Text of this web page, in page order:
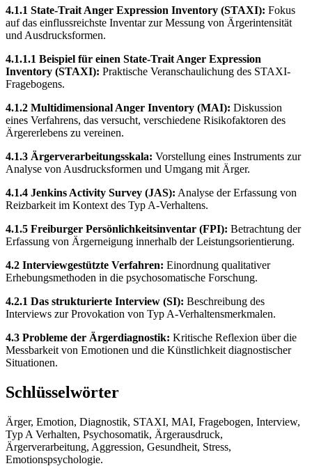
4.1.1 State-Trait Anger Expression Inventory (STAXI): Fokus
auf das einflussreichste Inventar zur Messung von Ärgerintensität
und Ausdrucksformen.
4.1.1.1 Beispiel für einen State-Trait Anger Expression
Inventory (STAXI): Praktische Veranschaulichung des STAXI-
Fragebogens.
4.1.2 Multidimensional Anger Inventory (MAI): Diskussion
eines Verfahrens, das versucht, verschiedene Risikofaktoren des
Ärgererlebens zu vereinen.
4.1.3 Ärgerverarbeitungsskala: Vorstellung eines Instruments zur
Analyse von Ausdrucksformen und Umgang mit Ärger.
4.1.4 Jenkins Activity Survey (JAS): Analyse der Erfassung von
Reizbarkeit im Kontext des Typ A-Verhaltens.
4.1.5 Freiburger Persönlichkeitsinventar (FPI): Betrachtung der
Erfassung von Ärgerneigung innerhalb der Leistungsorientierung.
4.2 Interviewgestützte Verfahren: Einordnung qualitativer
Erhebungsmethoden in die psychosomatische Forschung.
4.2.1 Das strukturierte Interview (SI): Beschreibung des
Interviews zur Provokation von Typ A-Verhaltensmerkmalen.
4.3 Probleme der Ärgerdiagnostik: Kritische Reflexion über die
Messbarkeit von Emotionen und die Künstlichkeit diagnostischer
Situationen.
Schlüsselwörter
Ärger, Emotion, Diagnostik, STAXI, MAI, Fragebogen, Interview,
Typ A Verhalten, Psychosomatik, Ärgerausdruck,
Ärgerverarbeitung, Aggression, Gesundheit, Stress,
Emotionspsychologie.